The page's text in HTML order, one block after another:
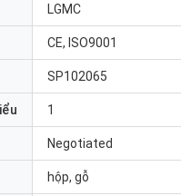
LGMC
CE, ISO9001
SP102065
1
Negotiated
hộp, gỗ